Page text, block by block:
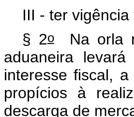
III - ter
§ 2oNa orla
aduaneira
interesse fiscal,
propícios à
descarga de